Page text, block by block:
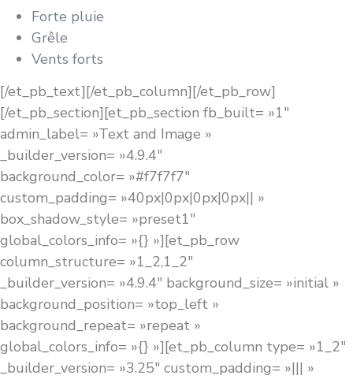
Forte pluie
Grêle‍
Vents forts
[/et_pb_text][/et_pb_column][/et_pb_row]
[/et_pb_section][et_pb_section fb_built= »1″
admin_label= »Text and Image »
_builder_version= »4.9.4″
background_color= »#f7f7f7″
custom_padding= »40px|0px|0px|0px|| »
box_shadow_style= »preset1″
global_colors_info= »{} »][et_pb_row
column_structure= »1_2,1_2″
_builder_version= »4.9.4″ background_size= »initial »
background_position= »top_left »
background_repeat= »repeat »
global_colors_info= »{} »][et_pb_column type= »1_2″
_builder_version= »3.25″ custom_padding= »||| »